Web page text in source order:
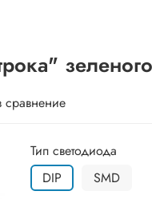
сравнение
Тип светодиода
DIP
SMD